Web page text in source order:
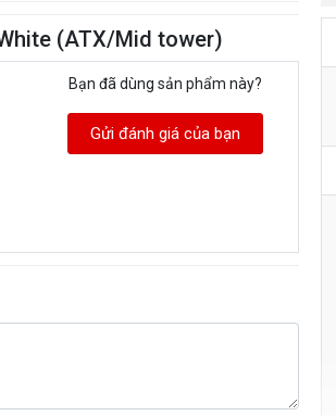
(ATX/Mid tower)
Bạn đã dùng sản phẩm này?
Gửi đánh giá của bạn